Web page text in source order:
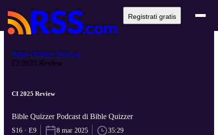
Registrati gratis
Bible Quizzer Podcast
CI 2025 Review
CI 2025 Review
Bible Quizzer Podcast di Bible Quizzer
S16 · E9 8 mar 2025 35:29